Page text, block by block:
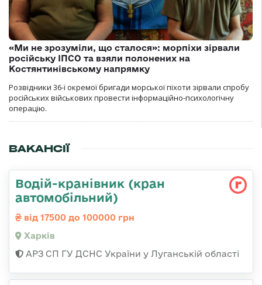
«Ми не зрозуміли, що сталося»: морпіхи зірвали
російську ІПСО та взяли полонених на
Костянтинівському напрямку
Розвідники 36-ї окремої бригади морської піхоти зірвали спробу
російських військових провести інформаційно-психологічну
операцію.
ВАКАНСІЇ
Водій-кранівник (кран
автомобільний)
від 17500 до 100000 грн
Харків
АРЗ СП ГУ ДСНС України у Луганській області